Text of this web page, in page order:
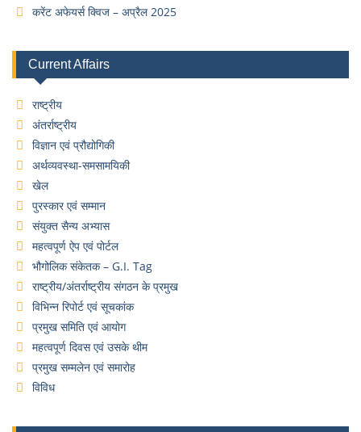
करेंट अफेयर्स क्विज – अप्रैल 2025
Current Affairs
राष्ट्रीय
अंतर्राष्ट्रीय
विज्ञान एवं प्रौद्योगिकी
अर्थव्यवस्था-समसामयिकी
खेल
पुरस्कार एवं सम्मान
संयुक्त सैन्य अभ्यास
महत्वपूर्ण ऐप एवं पोर्टल
भौगोलिक संकेतक – G.I. Tag
राष्ट्रीय/अंतर्राष्ट्रीय संगठन के प्रमुख
विभिन्न रिपोर्ट एवं सूचकांक
प्रमुख समिति एवं आयोग
महत्वपूर्ण दिवस एवं उसके थीम
प्रमुख सम्मलेन एवं समारोह
विविध